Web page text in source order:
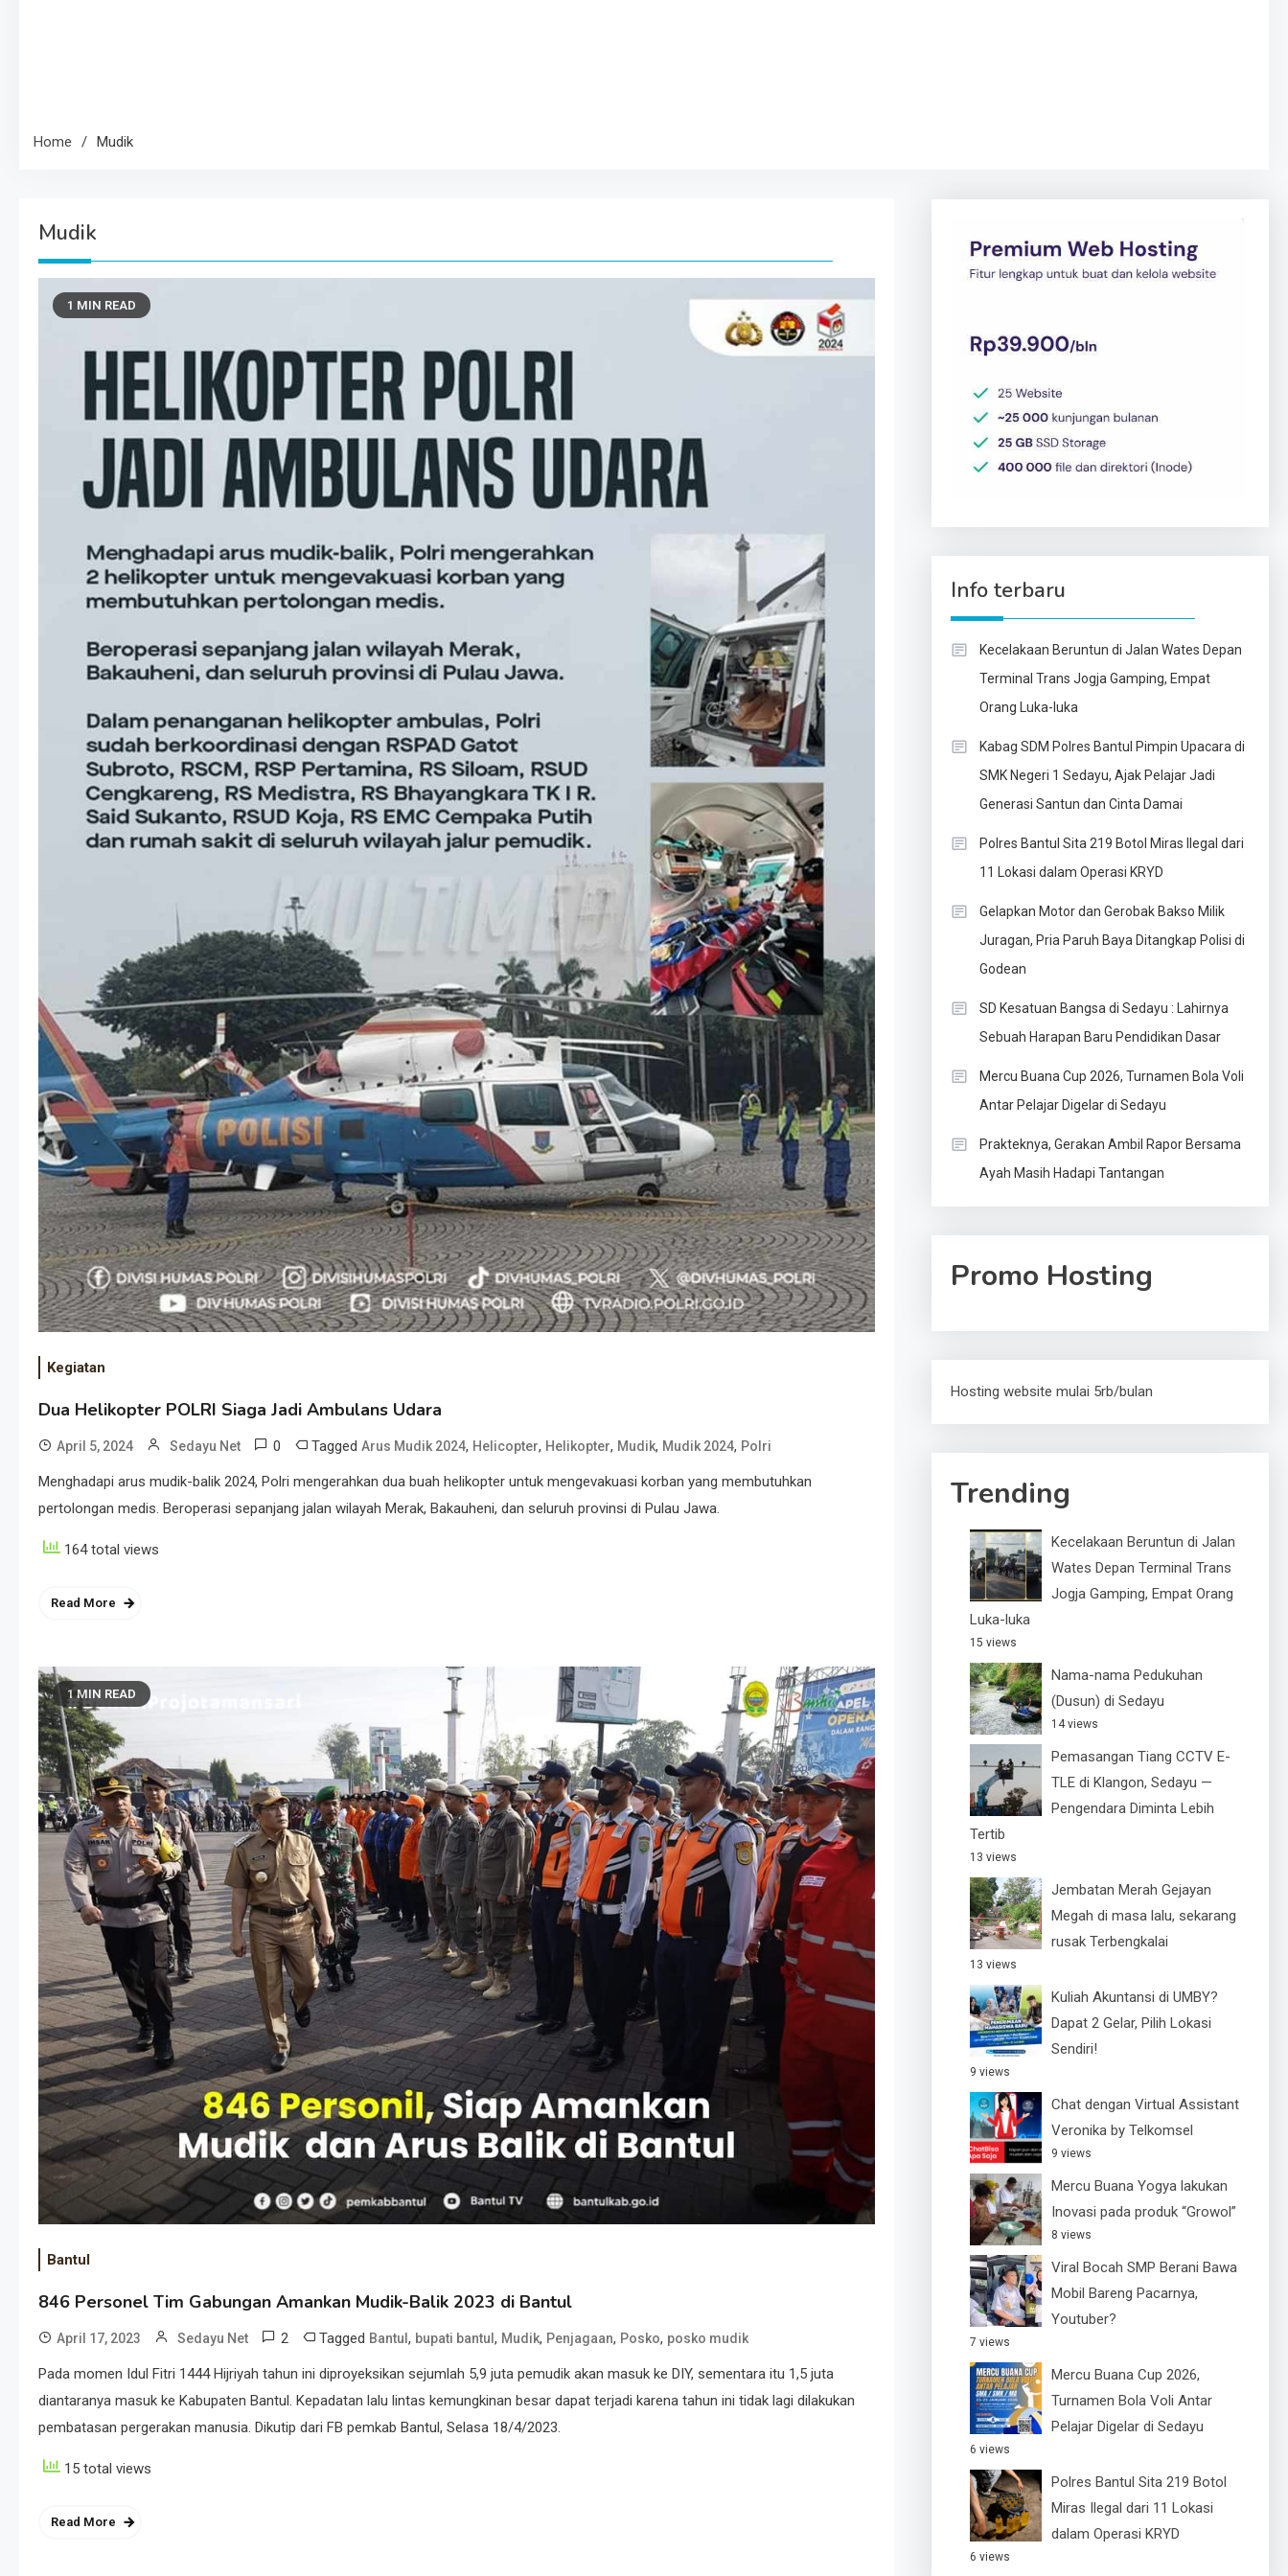
Home Mudik
Mudik
1 MIN READ
Kegiatan
Dua Helikopter POLRI Siaga Jadi Ambulans Udara
April 5, 2024 Sedayu Net 0 Tagged Arus Mudik 2024, Helicopter, Helikopter, Mudik, Mudik 2024, Polri
Menghadapi arus mudik-balik 2024, Polri mengerahkan dua buah helikopter untuk mengevakuasi korban yang membutuhkan
pertolongan medis. Beroperasi sepanjang jalan wilayah Merak, Bakauheni, dan seluruh provinsi di Pulau Jawa.
164 total views
Read More
1 MIN READ
Bantul
846 Personel Tim Gabungan Amankan Mudik-Balik 2023 di Bantul
April 17, 2023 Sedayu Net 2 Tagged Bantul , bupati bantul , Mudik, Penjagaan, Posko, posko mudik
Pada momen Idul Fitri 1444 Hijriyah tahun ini diproyeksikan sejumlah 5,9 juta pemudik akan masuk ke DIY, sementara itu 1,5 juta
diantaranya masuk ke Kabupaten Bantul. Kepadatan lalu lintas kemungkinan besar dapat terjadi karena tahun ini tidak lagi dilakukan
pembatasan pergerakan manusia. Dikutip dari FB pemkab Bantul, Selasa 18/4/2023.
15 total views
Read More
Info terbaru
Kecelakaan Beruntun di Jalan Wates Depan
Terminal Trans Jogja Gamping, Empat
Orang Luka-luka
Kabag SDM Polres Bantul Pimpin Upacara di
SMK Negeri 1 Sedayu, Ajak Pelajar Jadi
Generasi Santun dan Cinta Damai
Polres Bantul Sita 219 Botol Miras Ilegal dari
11 Lokasi dalam Operasi KRYD
Gelapkan Motor dan Gerobak Bakso Milik
Juragan, Pria Paruh Baya Ditangkap Polisi di
Godean
SD Kesatuan Bangsa di Sedayu : Lahirnya
Sebuah Harapan Baru Pendidikan Dasar
Mercu Buana Cup 2026, Turnamen Bola Voli
Antar Pelajar Digelar di Sedayu
Prakteknya, Gerakan Ambil Rapor Bersama
Ayah Masih Hadapi Tantangan
Promo Hosting
Hosting website mulai 5rb/bulan
Trending
Kecelakaan Beruntun di Jalan
Wates Depan Terminal Trans
Jogja Gamping, Empat Orang
Luka-luka
15 views
Nama-nama Pedukuhan
(Dusun) di Sedayu
14 views
Pemasangan Tiang CCTV E-
TLE di Klangon, Sedayu —
Pengendara Diminta Lebih
Tertib
13 views
Jembatan Merah Gejayan
Megah di masa lalu, sekarang
rusak Terbengkalai
13 views
Kuliah Akuntansi di UMBY?
Dapat 2 Gelar, Pilih Lokasi
Sendiri!
9 views
Chat dengan Virtual Assistant
Veronika by Telkomsel
9 views
Mercu Buana Yogya lakukan
Inovasi pada produk “Growol”
8 views
Viral Bocah SMP Berani Bawa
Mobil Bareng Pacarnya,
Youtuber?
7 views
Mercu Buana Cup 2026,
Turnamen Bola Voli Antar
Pelajar Digelar di Sedayu
6 views
Polres Bantul Sita 219 Botol
Miras Ilegal dari 11 Lokasi
dalam Operasi KRYD
6 views